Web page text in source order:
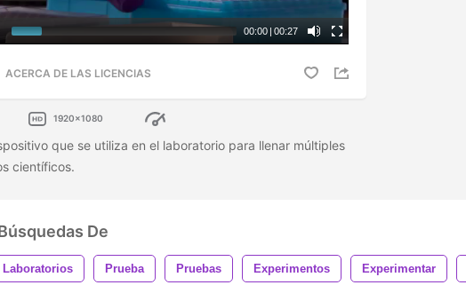
00:00 | 00:27
ACERCA DE LAS LICENCIAS
1920x1080
que se utiliza en el laboratorio para llenar múltiples
científicos.
De
Laboratorios Prueba Pruebas Experimentos Experimentar